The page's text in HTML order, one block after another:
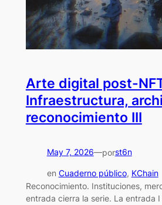
Arte digital post-
Infraestructura,
reconocimiento III
May 7, 2026—porst6n
en Cuaderno público, KChain
Reconocimiento. Instituciones,
entrada cierra la serie. La entrada